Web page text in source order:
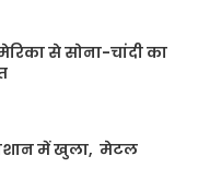
से सोना-चांदी का
में खुला, मेटल